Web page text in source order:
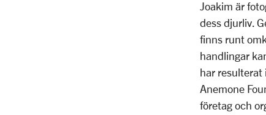
Joakim är
dess djurliv.
finns runt
handlingar
har resulterat
Anemone
företag och